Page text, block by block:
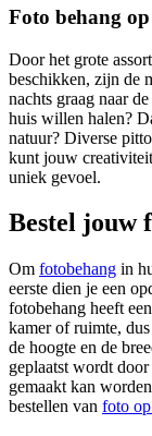
Foto behang
Door het grote
beschikken, zijn de
nachts graag naar
huis willen halen?
natuur? Diverse
kunt jouw
uniek gevoel.
Bestel jouw
Om fotobehang in
eerste dien je een
fotobehang heeft
kamer of ruimte,
de hoogte en de
geplaatst wordt
gemaakt kan
bestellen van foto